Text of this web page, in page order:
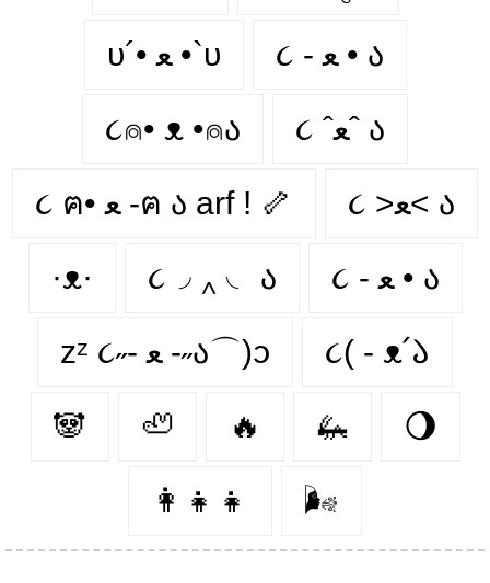
υ´• ﻌ •`υ ૮ - ﻌ • ა
૮⍝• ᴥ •⍝ა ૮ ˆﻌˆ ა
૮ ฅ• ﻌ -ฅ ა arf ! 🦴 ૮ >ﻌ< ა
·ᴥ· ૮◞ ‸ ◟ ა ૮ - ﻌ • ა⁩
zᶻ ૮˶- ﻌ -˶ა⌒)ᦱ ૮( - ᴥ՛𑁬
🐼 🦥 🔥 🦗 🌖
👩‍👧‍👧 🌬️